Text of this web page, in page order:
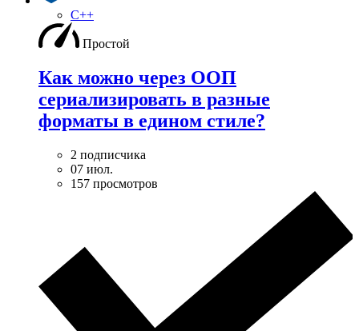
C++
Простой
Как можно через ООП
сериализировать в разные
форматы в едином стиле?
2 подписчика
07 июл.
157 просмотров